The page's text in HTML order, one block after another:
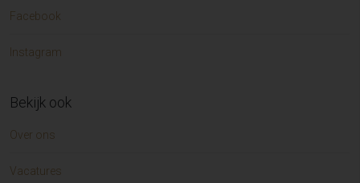
Facebook
Instagram
Bekijk ook
Over ons
Vacatures